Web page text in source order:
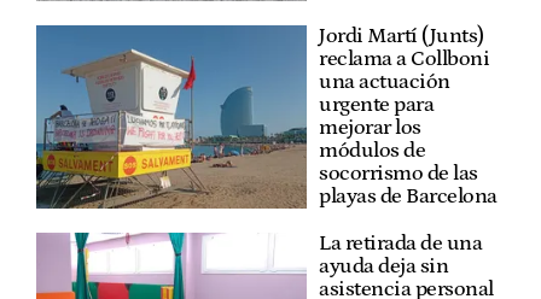
Jordi Martí (Junts)
reclama a Collboni
una actuación
urgente para
mejorar los
módulos de
socorrismo de las
playas de Barcelona
La retirada de una
ayuda deja sin
asistencia personal